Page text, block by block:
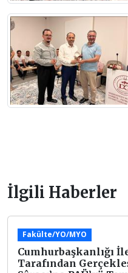
İlgili Haberler
Fakülte/YO/MYO
Cumhurbaşkanlığı
Tarafından